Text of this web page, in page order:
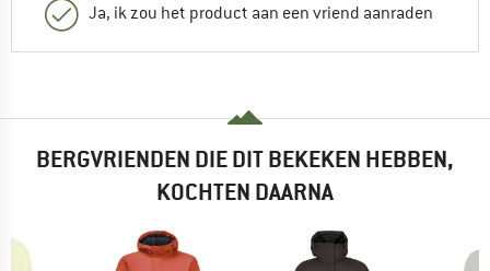
Ja, ik zou het product aan een vriend aanraden
BERGVRIENDEN DIE DIT BEKEKEN HEBBEN,
KOCHTEN DAARNA